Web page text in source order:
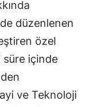
düzenlenen
özel
süre içinde
ve Teknoloji